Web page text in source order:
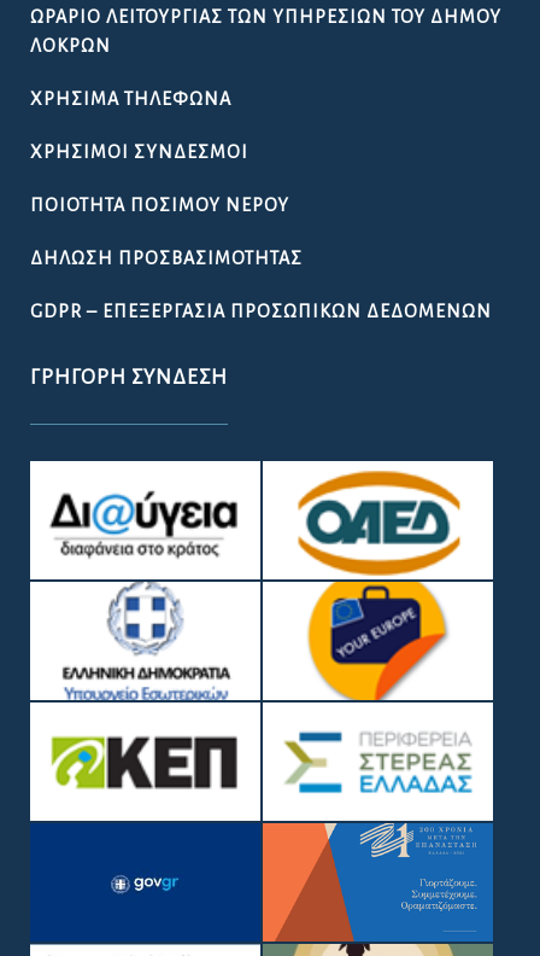
ΩΡΆΡΙΟ ΛΕΙΤΟΥΡΓΊΑΣ ΤΩΝ ΥΠΗΡΕΣΙΏΝ ΤΟΥ ΔΉΜΟΥ
ΛΟΚΡΏΝ
ΧΡΉΣΙΜΑ ΤΗΛΈΦΩΝΑ
ΧΡΉΣΙΜΟΙ ΣΎΝΔΕΣΜΟΙ
ΠΟΙΌΤΗΤΑ ΠΌΣΙΜΟΥ ΝΕΡΟΎ
ΔΉΛΩΣΗ ΠΡΟΣΒΑΣΙΜΌΤΗΤΑΣ
GDPR – ΕΠΕΞΕΡΓΑΣΙΑ ΠΡΟΣΩΠΙΚΩΝ ΔΕΔΟΜΕΝΩΝ
ΓΡΉΓΟΡΗ ΣΎΝΔΕΣΗ